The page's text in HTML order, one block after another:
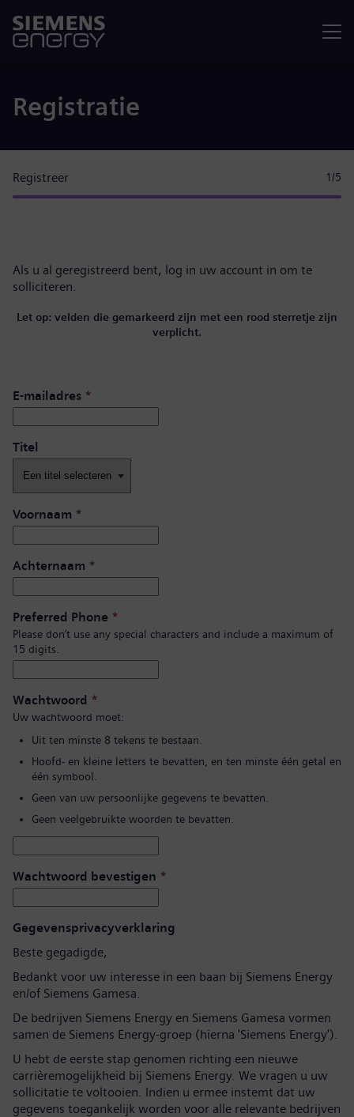
Registratie
Registreer 1 /5
Als u al geregistreerd bent, log in uw account in om te
solliciteren.
Let op: velden die gemarkeerd zijn met een rood sterretje zijn
verplicht.
E-mailadres *
Titel
Voornaam *
Achternaam *
Preferred Phone *
Please don’t use any special characters and include a maximum of
15 digits.
Wachtwoord *
Uw wachtwoord moet:
Uit ten minste 8 tekens te bestaan.
Hoofd- en kleine letters te bevatten, en ten minste één getal en
één symbool.
Geen van uw persoonlijke gegevens te bevatten.
Geen veelgebruikte woorden te bevatten.
Wachtwoord bevestigen *
Gegevensprivacyverklaring
Beste gegadigde,
Bedankt voor uw interesse in een baan bij Siemens Energy
en/of Siemens Gamesa.
De bedrijven Siemens Energy en Siemens Gamesa vormen
samen de Siemens Energy-groep (hierna 'Siemens Energy').
U hebt de eerste stap genomen richting een nieuwe
carrièremogelijkheid bij Siemens Energy. We vragen u uw
sollicitatie te voltooien. Indien u ermee instemt dat uw
gegevens toegankelijk worden voor alle relevante bedrijven